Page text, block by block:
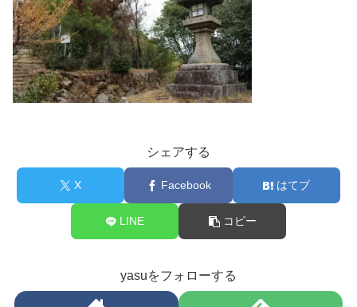
シェアする
X Facebook はてブ
LINE コピー
yasuをフォローする